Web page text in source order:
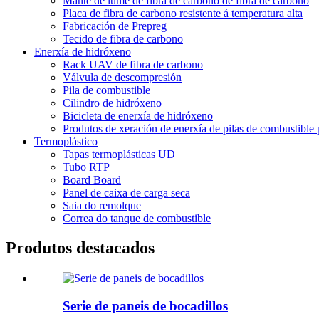
Placa de fibra de carbono resistente á temperatura alta
Fabricación de Prepreg
Tecido de fibra de carbono
Enerxía de hidróxeno
Rack UAV de fibra de carbono
Válvula de descompresión
Pila de combustible
Cilindro de hidróxeno
Bicicleta de enerxía de hidróxeno
Produtos de xeración de enerxía de pilas de combustible
Termoplástico
Tapas termoplásticas UD
Tubo RTP
Board Board
Panel de caixa de carga seca
Saia do remolque
Correa do tanque de combustible
Produtos destacados
Serie de paneis de bocadillos